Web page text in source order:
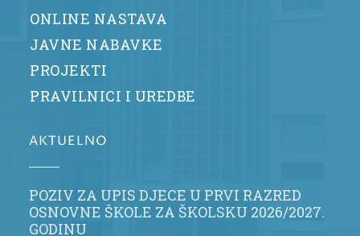
ONLINE NASTAVA
JAVNE NABAVKE
PROJEKTI
PRAVILNICI I UREDBE
AKTUELNO
POZIV ZA UPIS DJECE U PRVI RAZRED
OSNOVNE ŠKOLE ZA ŠKOLSKU 2026/2027.
GODINU